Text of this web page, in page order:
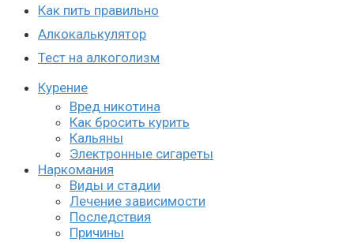
Как пить правильно
Алкокалькулятор
Тест на алкоголизм
Курение
Вред никотина
Как бросить курить
Кальяны
Электронные сигареты
Наркомания
Виды и стадии
Лечение зависимости
Последствия
Причины